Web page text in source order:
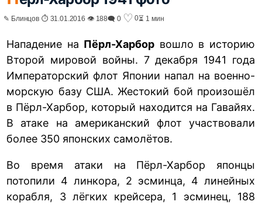
✎ Блинцов ⏱ 31.01.2016 👁 188🗨 0 ♡ 0⏳ 1 мин
Нападение на Пёрл-Харбор вошло в историю
Второй мировой войны. 7 декабря 1941 года
Императорский флот Японии напал на военно-
морскую базу США. Жестокий бой произошёл
в Пёрл-Харбор, который находится на Гавайях.
В атаке на американский флот участвовали
более 350 японских самолётов.
Во время атаки на Пёрл-Харбор японцы
потопили 4 линкора, 2 эсминца, 4 линейных
корабля, 3 лёгких крейсера, 1 эсминец, 188